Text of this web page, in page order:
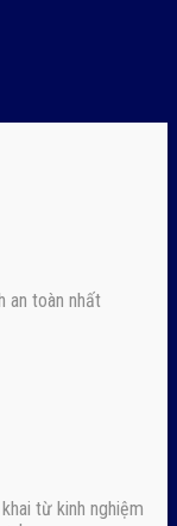
an toàn nhất
từ kinh nghiệm